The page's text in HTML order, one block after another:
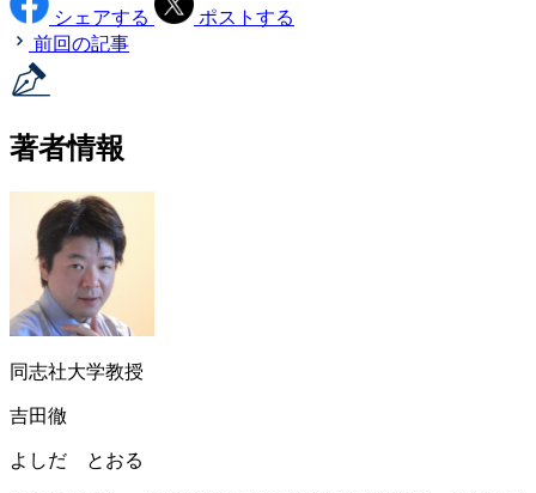
シェアする
ポストする
前回の記事
著者情報
同志社大学教授
吉田徹
よしだ とおる